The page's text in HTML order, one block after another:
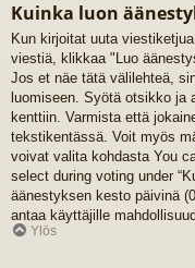
Kuinka luon
Kun kirjoitat uuta
viestiä, klikkaa "Luo
Jos et näe tätä välilehteä,
luomiseen. Syötä otsikko ja
kenttiin. Varmista että
tekstikentässä. Voit myös
voivat valita kohdasta You
select during voting under
äänestyksen kesto päivinä
antaa käyttäjille
Ylös